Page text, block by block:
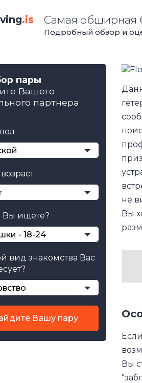
.is Самая обширная
Подробный обзор и
пары
Вашего
партнера
Вы ищете?
- 18-24
вид знакомства Вас
Вашу пару
не
Вы
Вы